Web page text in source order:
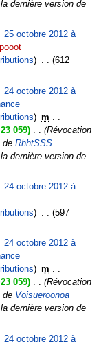
dernière version de
25 octobre 2012 à
612
24 octobre 2012 à
m
059
Révocation
deRhhtSSS
dernière version de
24 octobre 2012 à
597
24 octobre 2012 à
m
059
Révocation
de Voisueroonoa
dernière version de
24 octobre 2012 à